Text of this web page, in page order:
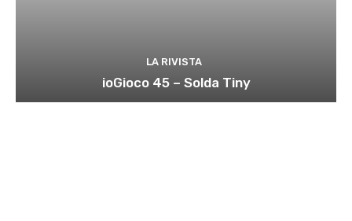
LA RIVISTA
ioGioco 45 – Solda Tiny